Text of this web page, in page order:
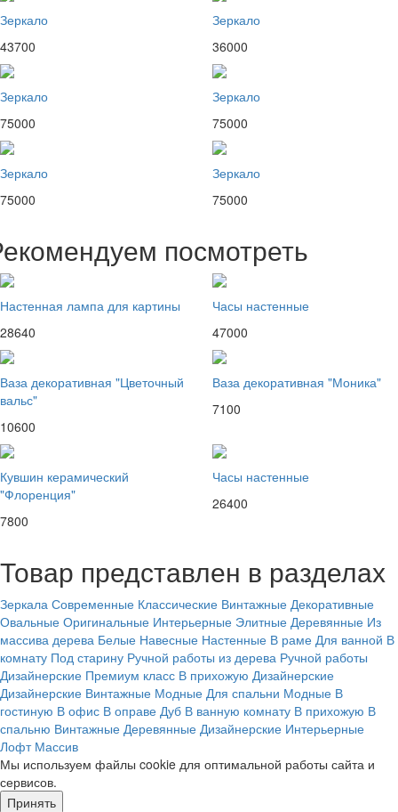
Зеркало
43700
Зеркало
36000
Зеркало
75000
Зеркало
75000
Зеркало
75000
Зеркало
75000
посмотреть
Настенная лампа для картины
28640
Часы настенные
47000
Ваза декоративная "Цветочный
вальс"
10600
Ваза декоративная "Моника"
7100
Кувшин керамический
"Флоренция"
7800
Часы настенные
26400
Товар представлен в разделах
Зеркала Современные Классические Винтажные Декоративные
Овальные Оригинальные Интерьерные Элитные Деревянные Из
массива дерева Белые Навесные Настенные В раме Для ванной В
комнату Под старину Ручной работы из дерева Ручной работы
Дизайнерские Премиум класс В прихожую Дизайнерские
Дизайнерские Винтажные Модные Для спальни Модные В
гостиную В офис В оправе Дуб В ванную комнату В прихожую В
спальню Винтажные Деревянные Дизайнерские Интерьерные
Лофт Массив
Мы используем файлы cookie для оптимальной работы сайта и
сервисов.
Принять